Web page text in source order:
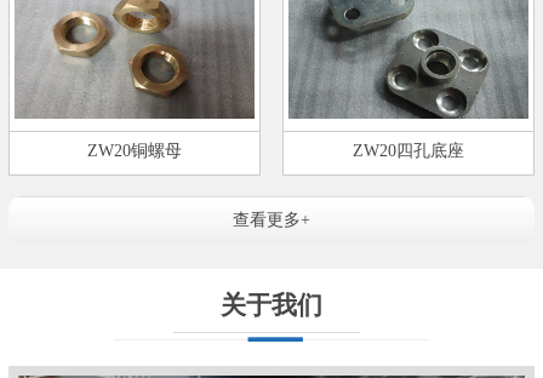
ZW20铜螺母 ZW20四孔底座
查看更多+
关于我们